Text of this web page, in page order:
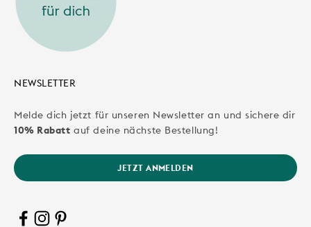
NEWSLETTER
Melde dich jetzt für unseren Newsletter an und sichere dir
10% Rabatt auf deine nächste Bestellung!
JETZT ANMELDEN